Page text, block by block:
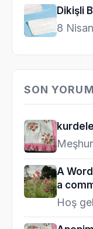
Dikişli
8
SON
A
a
Hoş